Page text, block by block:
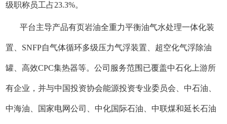
级职称员工占23.3%。
平台主导产品有页岩油全重力平衡油气水处理一体化装
置、SNFP自气体循环多级压力气浮装置、超空化气浮除油
罐、高效CPC集热器等。公司服务范围已覆盖中石化上游所
有企业，并与中国投资协会能源投资专业委员会、中石油、
中海油、国家电网公司、中化国际石油、中联煤和延长石油